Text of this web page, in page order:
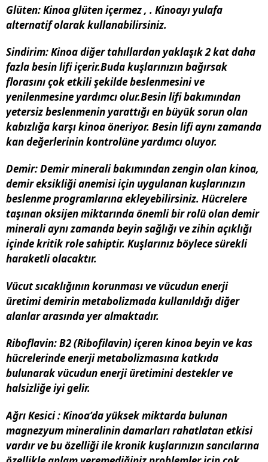
Glüten: Kinoa glüten içermez , . Kinoayı yulafa
alternatif olarak kullanabilirsiniz.
Sindirim: Kinoa diğer tahıllardan yaklaşık 2 kat daha
fazla besin lifi içerir.Buda kuşlarınızın bağırsak
florasını çok etkili şekilde beslenmesini ve
yenilenmesine yardımcı olur.Besin lifi bakımından
yetersiz beslenmenin yarattığı en büyük sorun olan
kabızlığa karşı kinoa öneriyor. Besin lifi aynı zamanda
kan değerlerinin kontrolüne yardımcı oluyor.
Demir: Demir minerali bakımından zengin olan kinoa,
demir eksikliği anemisi için uygulanan kuşlarınızın
beslenme programlarına ekleyebilirsiniz. Hücrelere
taşınan oksijen miktarında önemli bir rolü olan demir
minerali aynı zamanda beyin sağlığı ve zihin açıklığı
içinde kritik role sahiptir. Kuşlarınız böylece sürekli
haraketli olacaktır.
Vücut sıcaklığının korunması ve vücudun enerji
üretimi demirin metabolizmada kullanıldığı diğer
alanlar arasında yer almaktadır.
Riboflavin: B2 (Ribofilavin) içeren kinoa beyin ve kas
hücrelerinde enerji metabolizmasına katkıda
bulunarak vücudun enerji üretimini destekler ve
halsizliğe iyi gelir.
Ağrı Kesici :Kinoa’da yüksek miktarda bulunan
magnezyum mineralinin damarları rahatlatan etkisi
vardır ve bu özelliği ile kronik kuşlarınızın sancılarına